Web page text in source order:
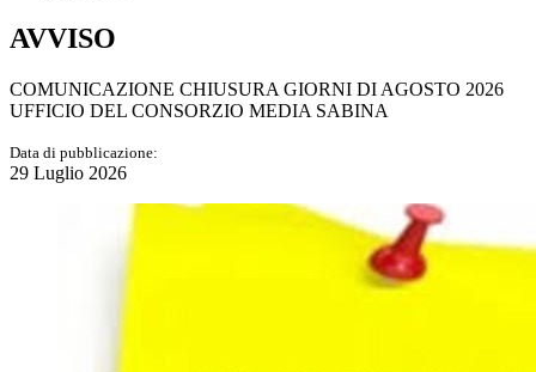
AVVISO
COMUNICAZIONE CHIUSURA GIORNI DI AGOSTO 2026
UFFICIO DEL CONSORZIO MEDIA SABINA
Data di pubblicazione:
29 Luglio 2026